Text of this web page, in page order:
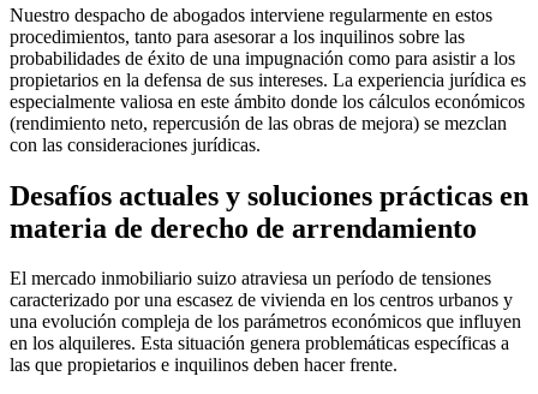
Nuestro despacho de abogados interviene regularmente en estos
procedimientos, tanto para asesorar a los inquilinos sobre las
probabilidades de éxito de una impugnación como para asistir a los
propietarios en la defensa de sus intereses. La experiencia jurídica es
especialmente valiosa en este ámbito donde los cálculos económicos
(rendimiento neto, repercusión de las obras de mejora) se mezclan
con las consideraciones jurídicas.
Desafíos actuales y soluciones prácticas en
materia de derecho de arrendamiento
El mercado inmobiliario suizo atraviesa un período de tensiones
caracterizado por una escasez de vivienda en los centros urbanos y
una evolución compleja de los parámetros económicos que influyen
en los alquileres. Esta situación genera problemáticas específicas a
las que propietarios e inquilinos deben hacer frente.